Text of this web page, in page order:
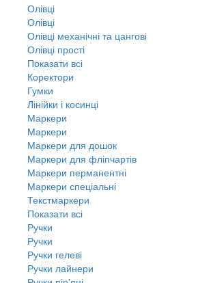
Олівці
Олівці
Олівці механічні та цангові
Олівці прості
Показати всі
Коректори
Гумки
Лінійки і косинці
Маркери
Маркери
Маркери для дошок
Маркери для фліпчартів
Маркери перманентні
Маркери спеціальні
Текстмаркери
Показати всі
Ручки
Ручки
Ручки гелеві
Ручки лайнери